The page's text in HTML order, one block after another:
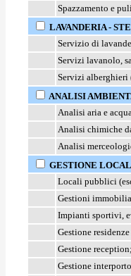
Spazzamento e
LAVANDERIA -
Servizio di
Servizi lavanolo,
Servizi alberghieri
ANALISI
Analisi aria e
Analisi chimiche
Analisi
GESTIONE
Locali pubblici
Gestioni
Impianti sportivi,
Gestione
Gestione
Gestione